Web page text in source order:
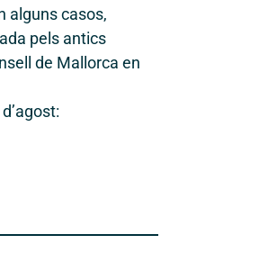
alguns casos,
pels antics
de Mallorca en